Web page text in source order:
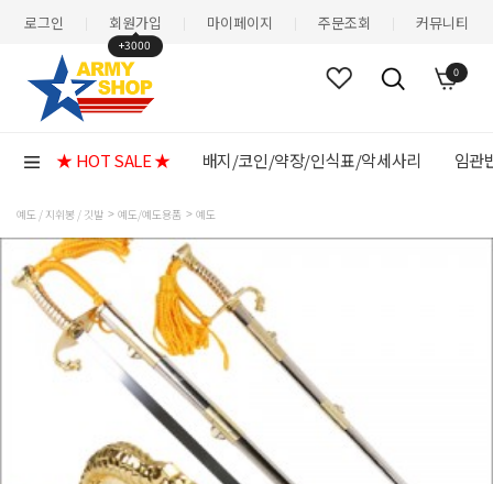
로그인 회원가입
+3000
마이페이지 주문조회 커뮤니티
0
★ HOT SALE ★ 배지/코인/약장/인식표/악세사리 임관
예도 / 지휘봉 / 깃발 예도/예도용품 예도